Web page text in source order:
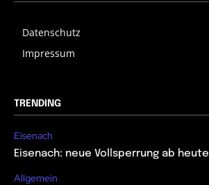
Datenschutz
Impressum
TRENDING
Eisenach
Eisenach: neue Vollsperrung ab heute
Allgemein